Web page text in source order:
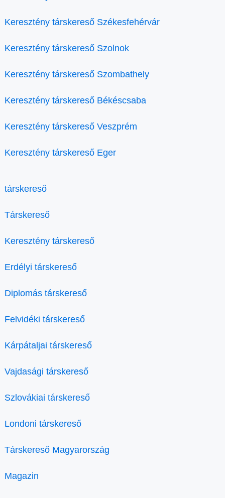
Keresztény társkereső Székesfehérvár
Keresztény társkereső Szolnok
Keresztény társkereső Szombathely
Keresztény társkereső Békéscsaba
Keresztény társkereső Veszprém
Keresztény társkereső Eger
társkereső
Társkereső
Keresztény társkereső
Erdélyi társkereső
Diplomás társkereső
Felvidéki társkereső
Kárpátaljai társkereső
Vajdasági társkereső
Szlovákiai társkereső
Londoni társkereső
Társkereső Magyarország
Magazin